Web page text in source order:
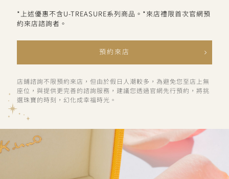
*上述優惠不含U-TREASURE系列商品。*來店禮限首次官網預
約來店諮詢者。
預約來店
店鋪諮詢不限預約來店，但由於假日人潮較多，為避免您至店上無
座位，與提供更完善的諮詢服務，建議您透過官網先行預約，將挑
選珠寶的時刻，幻化成幸福時光。